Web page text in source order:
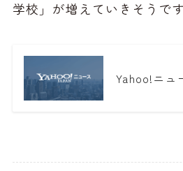
学校」が増えていきそうです
Yahoo!ニュ